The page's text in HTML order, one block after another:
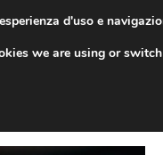
d'uso e
we are using or